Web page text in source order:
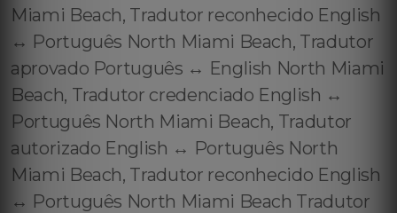
Miami Beach, Tradutor reconhecido English
↔️ Português North Miami Beach, Tradutor
aprovado Português ↔️ English North Miami
Beach, Tradutor credenciado English ↔️
Português North Miami Beach, Tradutor
autorizado English ↔️ Português North
Miami Beach, Tradutor reconhecido English
↔️ Português North Miami Beach Tradutor